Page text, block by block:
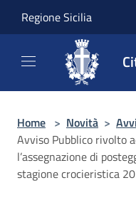
Regione Sicilia
Home > Novità >
Avviso Pubblico rivolto
l’assegnazione di
stagione crocieristica